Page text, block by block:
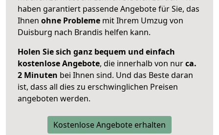
haben garantiert passende Angebote für Sie, das
Ihnen ohne Probleme mit Ihrem Umzug von
Duisburg nach Brandis helfen kann.
Holen Sie sich ganz bequem und einfach
kostenlose Angebote, die innerhalb von nurca.
2 Minuten bei Ihnen sind. Und das Beste daran
ist, dass all dies zu erschwinglichen Preisen
angeboten werden.
Kostenlose Angebote erhalten